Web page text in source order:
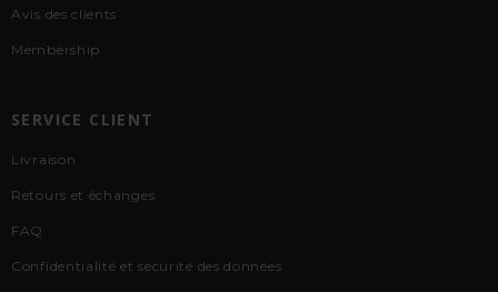
Avis des clients
Membership
SERVICE CLIENT
Livraison
Retours et échanges
FAQ
Confidentialité et sécurité des données